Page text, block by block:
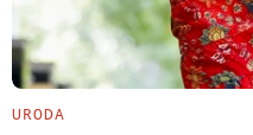
URODA